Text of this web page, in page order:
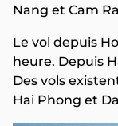
Nang et Cam
Le vol depuis
heure. Depuis
Des vols
Hai Phong et